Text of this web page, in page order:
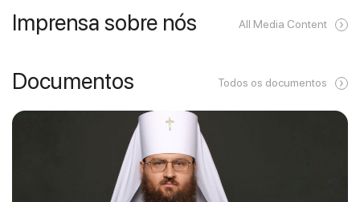
Imprensa sobre nós All Media Content
Documentos Todos os documentos